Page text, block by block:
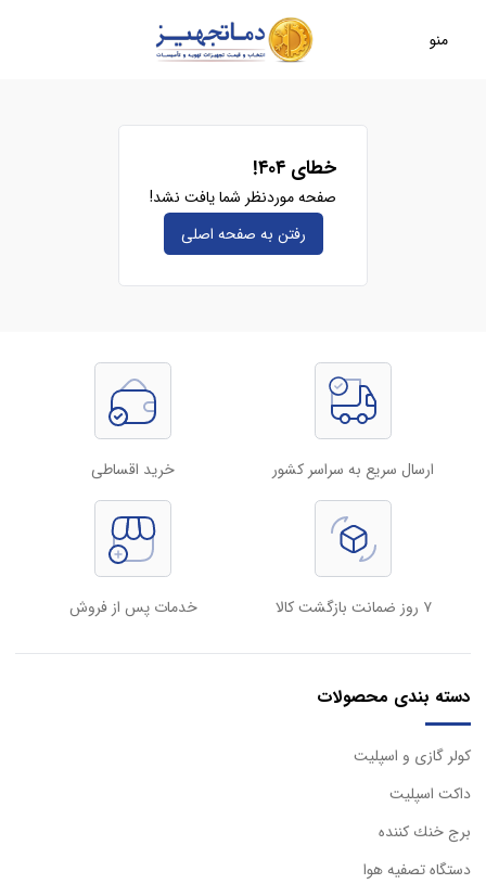
منو
خطای ۴۰۴!
صفحه موردنظر شما یافت نشد!
رفتن به صفحه‌ اصلی
ارسال سریع به سراسر کشور خرید اقساطی
۷ روز ضمانت بازگشت کالا خدمات پس از فروش
دسته بندی محصولات
كولر گازی و اسپليت
داكت اسپليت
برج خنك كننده
دستگاه تصفيه هوا